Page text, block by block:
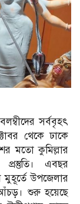
সর্ববৃহৎ
থেকে ঢাকে
মতো কুমিল্লার
এবছর
মুহূর্তে উপজেলার
আঁচড়। শুরু হয়েছে